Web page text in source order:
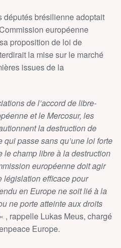
députés brésilienne adoptait
européenne
proposition de loi de
la mise sur le marché
issues de la
de l’accord de libre-
et le Mercosur, les
la destruction de
qui passe sans qu’une loi forte
le champ libre à la destruction
européenne doit agir
législation efficace pour
en Europe ne soit lié à la
ne porte atteinte aux droits
, rappelle Lukas Meus, chargé
Europe.